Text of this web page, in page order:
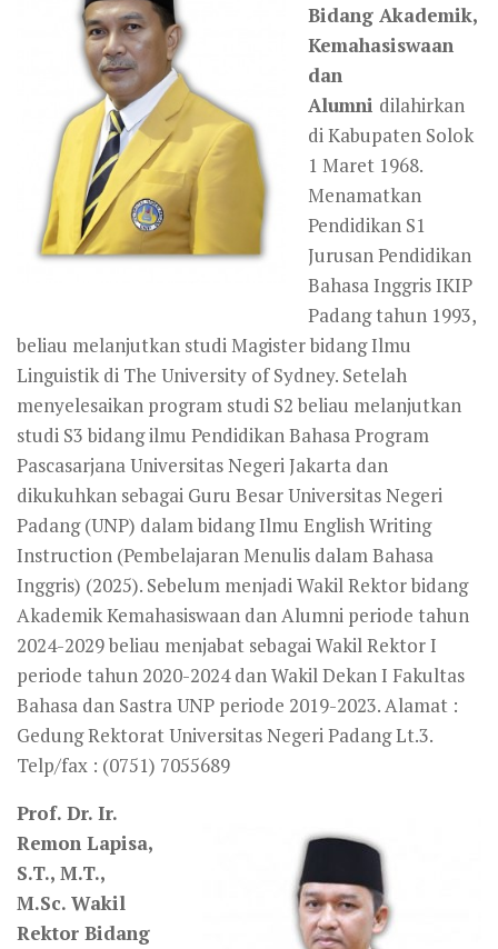
Bidang Akademik,
Kemahasiswaan
dan
Alumni dilahirkan
di Kabupaten Solok
1 Maret 1968.
Menamatkan
Pendidikan S1
Jurusan Pendidikan
Bahasa Inggris IKIP
Padang tahun 1993,
beliau melanjutkan studi Magister bidang Ilmu
Linguistik di The University of Sydney. Setelah
menyelesaikan program studi S2 beliau melanjutkan
studi S3 bidang ilmu Pendidikan Bahasa Program
Pascasarjana Universitas Negeri Jakarta dan
dikukuhkan sebagai Guru Besar Universitas Negeri
Padang (UNP) dalam bidang Ilmu English Writing
Instruction (Pembelajaran Menulis dalam Bahasa
Inggris) (2025). Sebelum menjadi Wakil Rektor bidang
Akademik Kemahasiswaan dan Alumni periode tahun
2024-2029 beliau menjabat sebagai Wakil Rektor I
periode tahun 2020-2024 dan Wakil Dekan I Fakultas
Bahasa dan Sastra UNP periode 2019-2023. Alamat :
Gedung Rektorat Universitas Negeri Padang Lt.3.
Telp/fax : (0751) 7055689
Prof. Dr. Ir.
Remon Lapisa,
S.T., M.T.,
M.Sc. Wakil
Rektor Bidang